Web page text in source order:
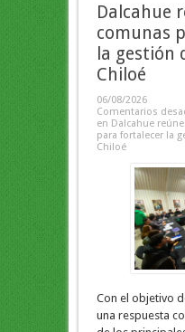
Dalcahue
comunas
la gestión
Chiloé
06/08/2026
Comentarios
en Dalcahue
para fortalecer la
Chiloé
Con el objetivo
una respuesta